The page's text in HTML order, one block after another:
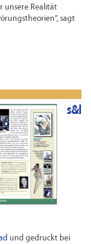
unsere Realität
sagt
s&l
und gedruckt bei